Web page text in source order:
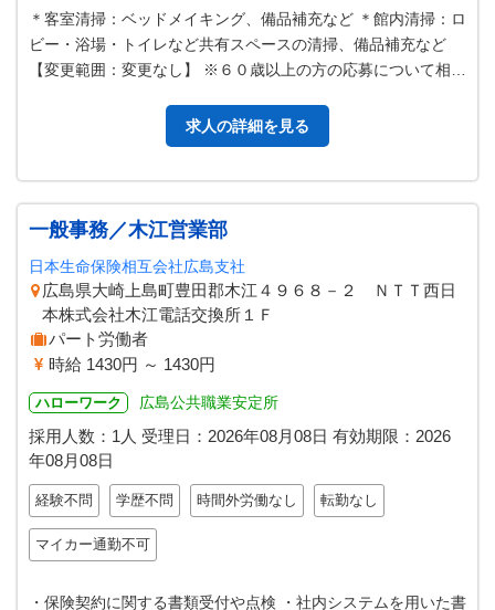
＊客室清掃：ベッドメイキング、備品補充など ＊館内清掃：ロ
ビー・浴場・トイレなど共有スペースの清掃、備品補充など
【変更範囲：変更なし】 ※６０歳以上の方の応募について相談
求人の詳細を見る
一般事務／木江営業部
日本生命保険相互会社広島支社
広島県大崎上島町豊田郡木江４９６８－２ ＮＴＴ西日
本株式会社木江電話交換所１Ｆ
パート労働者
時給 1430円 ～ 1430円
ハローワーク 広島公共職業安定所
採用人数：1人 受理日： 2026年08月08日 有効期限： 2026
年08月08日
経験不問 学歴不問 時間外労働なし 転勤なし
マイカー通勤不可
・保険契約に関する書類受付や点検 ・社内システムを用いた書